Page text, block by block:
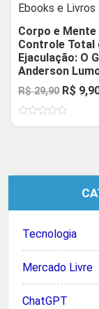
Ebooks e Livros
Corpo e Mente
Controle Total
Ejaculação: O
Anderson
R$29,90 O
preço
R$
Tecnologia
Mercado Livre
ChatGPT